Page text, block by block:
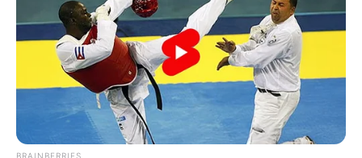
Michael Jordan
BRAINBERRIES